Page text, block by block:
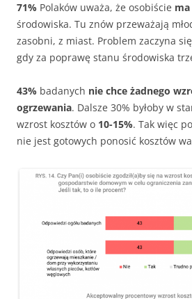
71% Polaków uważa, że osobiście ma
środowiska. Tu znów przeważają
zasobni, z miast. Problem zaczyna
gdy za poprawę stanu środowiska
43% badanych nie chce żadnego
ogrzewania. Dalsze 30% byłoby w
wzrost kosztów o 10-15%. Tak więc
nie jest gotowych ponosić kosztów